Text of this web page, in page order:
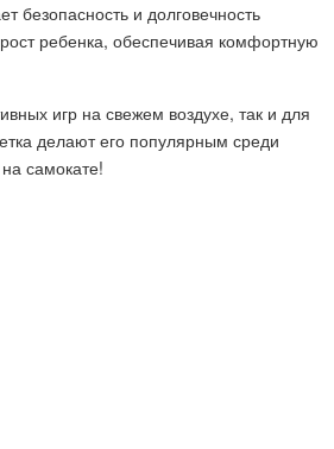
безопасность и долговечность
ребенка, обеспечивая комфортную
игр на свежем воздухе, так и для
делают его популярным среди
самокате!